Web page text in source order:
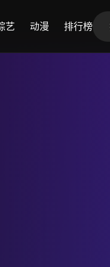
艺 动漫 排行榜